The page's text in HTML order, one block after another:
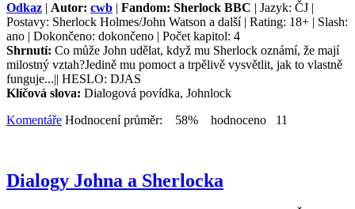
Odkaz | Autor: cwb | Fandom: Sherlock BBC | Jazyk: ČJ |
Postavy: Sherlock Holmes/John Watson a další | Rating: 18+ | Slash:
ano | Dokončeno: dokončeno | Počet kapitol: 4
Shrnutí: Co může John udělat, když mu Sherlock oznámí, že mají
milostný vztah?Jedině mu pomoct a trpělivě vysvětlit, jak to vlastně
funguje...|| HESLO: DJAS
Klíčová slova: Dialogová povídka, Johnlock
Komentáře Hodnocení průměr: 58% hodnoceno 11
Dialogy Johna a Sherlocka